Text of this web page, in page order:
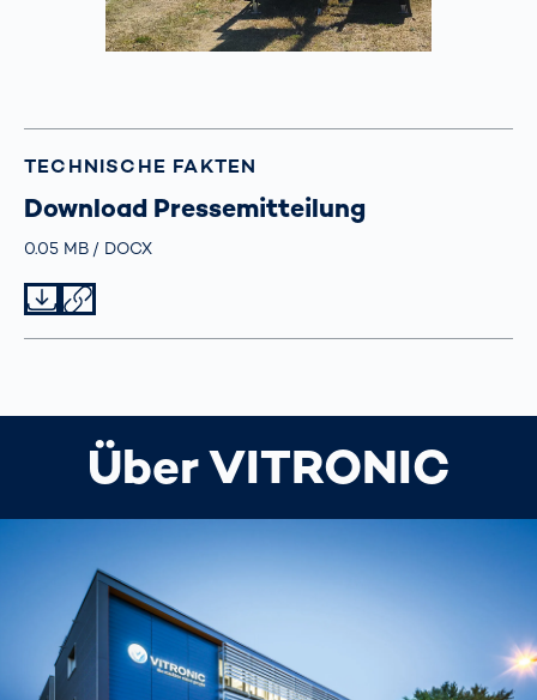
TECHNISCHE FAKTEN
Download Pressemitteilung
Größe
0.05 MB TypDOCX
Über VITRONIC